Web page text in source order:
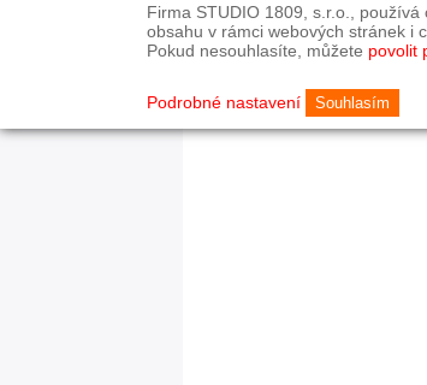
©
Firma STUDIO 1809, s.r.o.,
obsahu v rámci webových stránek i
Pokud nesouhlasíte, můžete povolit
Podrobné nastavení Souhlasím